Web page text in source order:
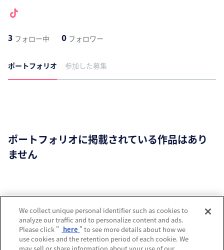
3 フォロー中 0 フォロワー
ポートフォリオ 参加した募集
ポートフォリオに掲載されている作品はあり
ません
プライバシーポリシー
利用規約
We collect unique personal identifier such as cookies to
analyze our traffic and to personalize content and ads.
Please click " here " to see more details about how we
use cookies and the retention period of each cookie. We